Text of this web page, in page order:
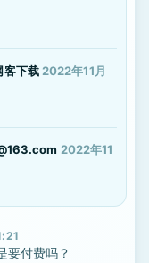
客下载 2022年11月
2022年11
要付费吗？